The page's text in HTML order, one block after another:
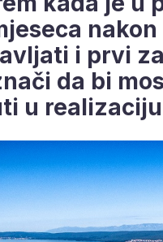
i prvi
da bi
u